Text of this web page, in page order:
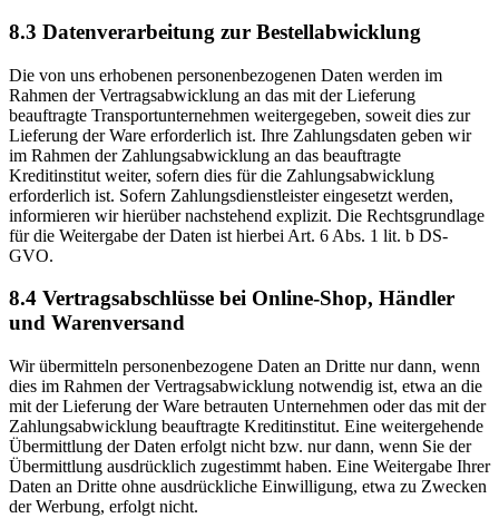
8.3 Datenverarbeitung zur Bestellabwicklung
Die von uns erhobenen personenbezogenen Daten werden im
Rahmen der Vertragsabwicklung an das mit der Lieferung
beauftragte Transportunternehmen weitergegeben, soweit dies zur
Lieferung der Ware erforderlich ist. Ihre Zahlungsdaten geben wir
im Rahmen der Zahlungsabwicklung an das beauftragte
Kreditinstitut weiter, sofern dies für die Zahlungsabwicklung
erforderlich ist. Sofern Zahlungsdienstleister eingesetzt werden,
informieren wir hierüber nachstehend explizit. Die Rechtsgrundlage
für die Weitergabe der Daten ist hierbei Art. 6 Abs. 1 lit. b DS-
GVO.
8.4 Vertragsabschlüsse bei Online-Shop, Händler
und Warenversand
Wir übermitteln personenbezogene Daten an Dritte nur dann, wenn
dies im Rahmen der Vertragsabwicklung notwendig ist, etwa an die
mit der Lieferung der Ware betrauten Unternehmen oder das mit der
Zahlungsabwicklung beauftragte Kreditinstitut. Eine weitergehende
Übermittlung der Daten erfolgt nicht bzw. nur dann, wenn Sie der
Übermittlung ausdrücklich zugestimmt haben. Eine Weitergabe Ihrer
Daten an Dritte ohne ausdrückliche Einwilligung, etwa zu Zwecken
der Werbung, erfolgt nicht.